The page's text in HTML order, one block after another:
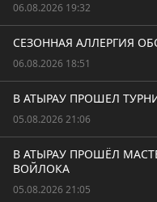
06.08.2026 19:32
СЕЗОННАЯ АЛЛЕРГИЯ
06.08.2026 18:51
В АТЫРАУ ПРОШЕЛ
05.08.2026 21:06
В АТЫРАУ ПРОШЁЛ
ВОЙЛОКА
05.08.2026 21:05